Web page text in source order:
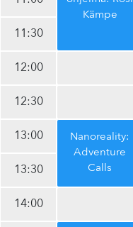
11:30
12:00
12:30
13:00
13:30
14:00
Kämpe
Nanoreality:
Adventure
Calls